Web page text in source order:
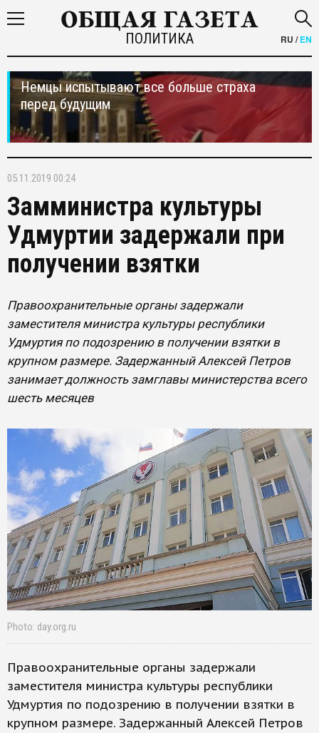
ПОЛИТИКА RU /EN
Немцы испытывают все больше страха
перед будущим
05.11.2019 00:24
Замминистра культуры
Удмуртии задержали при
получении взятки
Правоохранительные органы задержали
заместителя министра культуры республики
Удмуртия по подозрению в получении взятки в
крупном размере. Задержанный Алексей Петров
занимает должность замглавы министерства всего
шесть месяцев
Photo: day.org.ru
Правоохранительные органы задержали
заместителя министра культуры республики
Удмуртия по подозрению в получении взятки в
крупном размере. Задержанный Алексей Петров